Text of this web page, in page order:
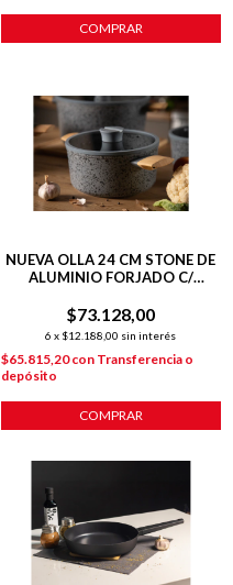
COMPRAR
NUEVA OLLA 24 CM STONE DE
ALUMINIO FORJADO C/
INDUCCIÓN
$73.128,00
6 x $12.188,00 sin interés
$65.815,20con Transferencia o
depósito
COMPRAR